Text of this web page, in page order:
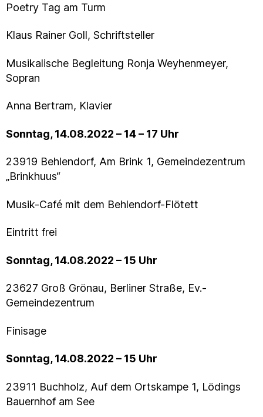
Poetry Tag am Turm
Klaus Rainer Goll, Schriftsteller
Musikalische Begleitung Ronja Weyhenmeyer,
Sopran
Anna Bertram, Klavier
Sonntag, 14.08.2022 – 14 – 17 Uhr
23919 Behlendorf, Am Brink 1, Gemeindezentrum
„Brinkhuus“
Musik-Café mit dem Behlendorf-Flötett
Eintritt frei
Sonntag, 14.08.2022 – 15 Uhr
23627 Groß Grönau, Berliner Straße, Ev.-
Gemeindezentrum
Finisage
Sonntag, 14.08.2022 – 15 Uhr
23911 Buchholz, Auf dem Ortskampe 1, Lödings
Bauernhof am See